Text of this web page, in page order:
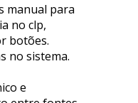
manual para
no clp,
botões.
no sistema.
e